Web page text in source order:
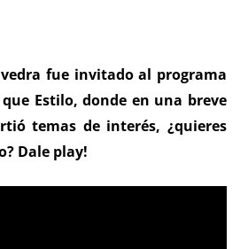
fue invitado al programa
Estilo, donde en una breve
temas de interés, ¿quieres
Dale play!